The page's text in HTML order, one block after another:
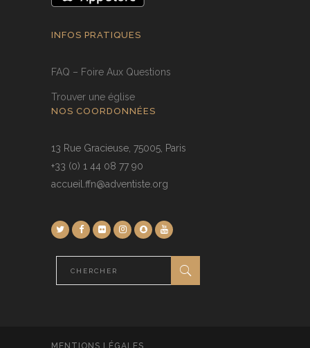
INFOS PRATIQUES
FAQ – Foire Aux Questions
Trouver une église
NOS COORDONNÉES
13 Rue Gracieuse, 75005, Paris
+33 (0) 1 44 08 77 90
accueil.ffn@adventiste.org